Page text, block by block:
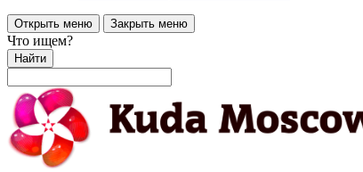
Открыть меню Закрыть меню
Что ищем?
Найти